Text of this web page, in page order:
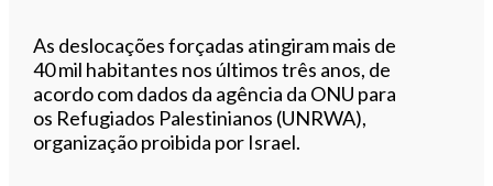
As deslocações forçadas atingiram mais de
40 mil habitantes nos últimos três anos, de
acordo com dados da agência da ONU para
os Refugiados Palestinianos (UNRWA),
organização proibida por Israel.